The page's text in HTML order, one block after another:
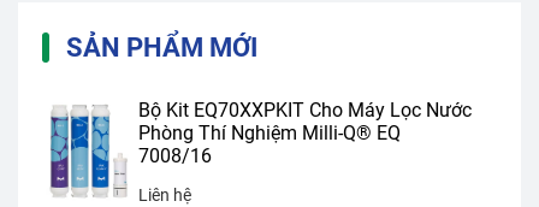
SẢN PHẨM MỚI
Bộ Kit EQ70XXPKIT Cho Máy Lọc Nước
Phòng Thí Nghiệm Milli-Q® EQ
7008/16
Liên hệ